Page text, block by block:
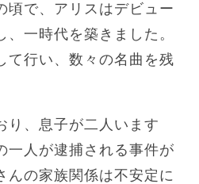
頃で、アリスはデビュー
一時代を築きました。
て行い、数々の名曲を残
り、息子が二人います
一人が逮捕される事件が
んの家族関係は不安定に